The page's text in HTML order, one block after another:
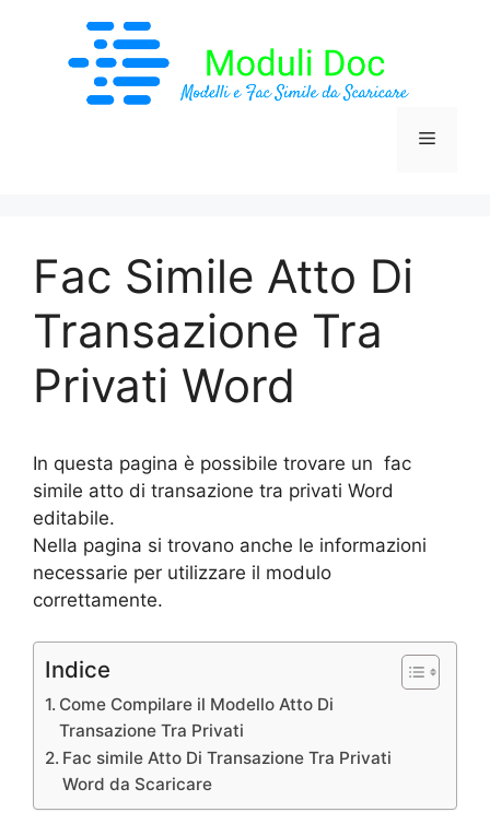
contenuto
Menu
Fac Simile Atto Di
Transazione Tra
Privati Word
In questa pagina è possibile trovare un fac
simile atto di transazione tra privati Word
editabile.
Nella pagina si trovano anche le informazioni
necessarie per utilizzare il modulo
correttamente.
Indice
Come Compilare il Modello Atto Di
Transazione Tra Privati
Fac simile Atto Di Transazione Tra Privati
Word da Scaricare